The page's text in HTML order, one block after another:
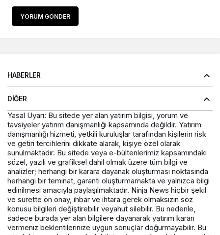
YORUM GÖNDER
HABERLER
DIĞER
Yasal Uyarı: Bu sitede yer alan yatırım bilgisi, yorum ve
tavsiyeler yatırım danışmanlığı kapsamında değildir. Yatırım
danışmanlığı hizmeti, yetkili kuruluşlar tarafından kişilerin risk
ve getiri tercihlerini dikkate alarak, kişiye özel olarak
sunulmaktadır. Bu sitede veya e-bültenlerimiz kapsamındaki
sözel, yazılı ve grafiksel dahil olmak üzere tüm bilgi ve
analizler; herhangi bir karara dayanak oluşturması noktasında
herhangi bir teminat, garanti oluşturmamakta ve yalnızca bilgi
edinilmesi amacıyla paylaşılmaktadır. Ninja News hiçbir şekil
ve surette ön onay, ihbar ve ihtara gerek olmaksızın söz
konusu bilgileri değiştirebilir veyahut silebilir. Bu nedenle,
sadece burada yer alan bilgilere dayanarak yatırım kararı
vermeniz beklentilerinize uygun sonuçlar doğurmayabilir. Bu